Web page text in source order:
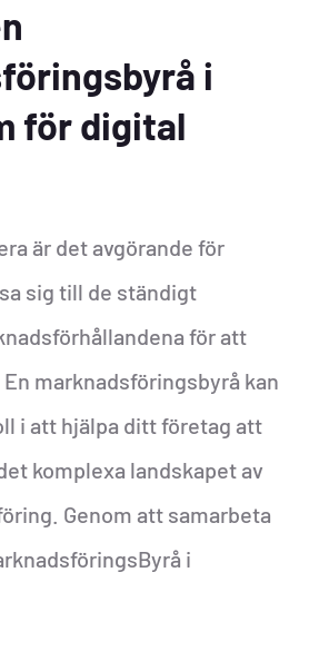
i
för digital
är det avgörande för
sig till de ständigt
för att
marknadsföringsbyrå kan
i att hjälpa ditt företag att
komplexa landskapet av
Genom att samarbeta
i